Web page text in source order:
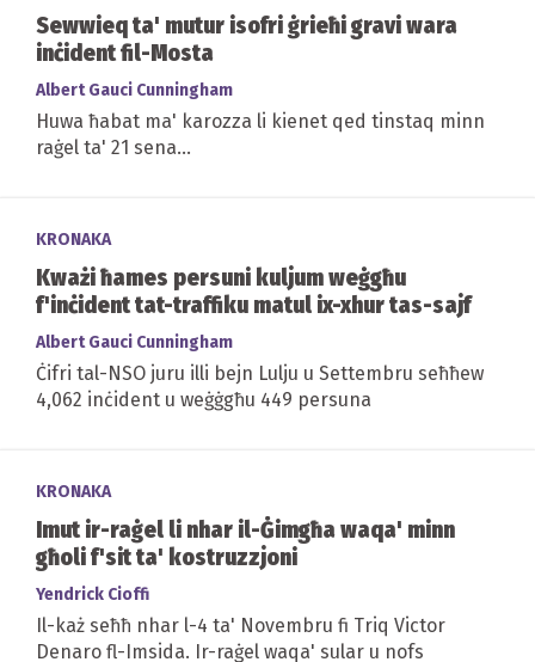
Sewwieq ta' mutur isofri ġrieħi gravi wara
inċident fil-Mosta
Albert Gauci Cunningham
Huwa ħabat ma' karozza li kienet qed tinstaq minn
raġel ta' 21 sena...
KRONAKA
Kważi ħames persuni kuljum weġgħu
f'inċident tat-traffiku matul ix-xhur tas-sajf
Albert Gauci Cunningham
Ċifri tal-NSO juru illi bejn Lulju u Settembru seħħew
4,062 inċident u weġġgħu 449 persuna
KRONAKA
Imut ir-raġel li nhar il-Ġimgħa waqa' minn
għoli f'sit ta' kostruzzjoni
Yendrick Cioffi
Il-każ seħħ nhar l-4 ta' Novembru fi Triq Victor
Denaro fl-Imsida. Ir-raġel waqa' sular u nofs